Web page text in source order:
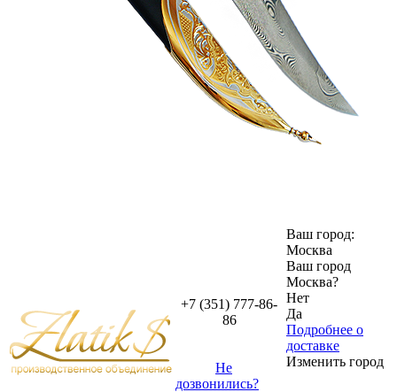
+7 (351) 777-86-
86
Не
дозвонились?
Ваш город:
Москва
Ваш город
Москва?
Нет
Да
Подробнее о
доставке
Изменить город